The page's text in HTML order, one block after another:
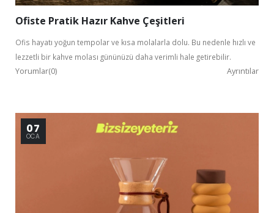
%30'a
varan indirimlerden yararlan.
Ofiste Pratik Hazır Kahve Çeşitleri
Ofis hayatı yoğun tempolar ve kısa molalarla dolu. Bu nedenle hızlı ve
lezzetli bir kahve molası gününüzü daha verimli hale getirebilir.
Yorumlar(0) Ayrıntılar
07
OCA